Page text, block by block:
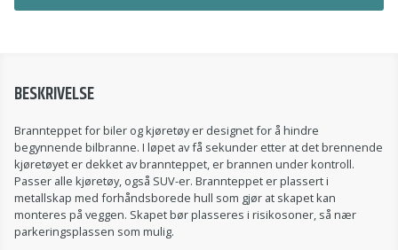
BESKRIVELSE
Brannteppet for biler og kjøretøy er designet for å hindre
begynnende bilbranne. I løpet av få sekunder etter at det brennende
kjøretøyet er dekket av brannteppet, er brannen under kontroll.
Passer alle kjøretøy, også SUV-er. Brannteppet er plassert i
metallskap med forhåndsborede hull som gjør at skapet kan
monteres på veggen. Skapet bør plasseres i risikosoner, så nær
parkeringsplassen som mulig.